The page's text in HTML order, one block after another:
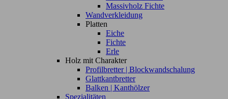
Massivholz Fichte
Wandverkleidung
Platten
Eiche
Fichte
Erle
Holz mit Charakter
Profilbretter | Blockwandschalung
Glattkantbretter
Balken | Kanthölzer
Spezialitäten